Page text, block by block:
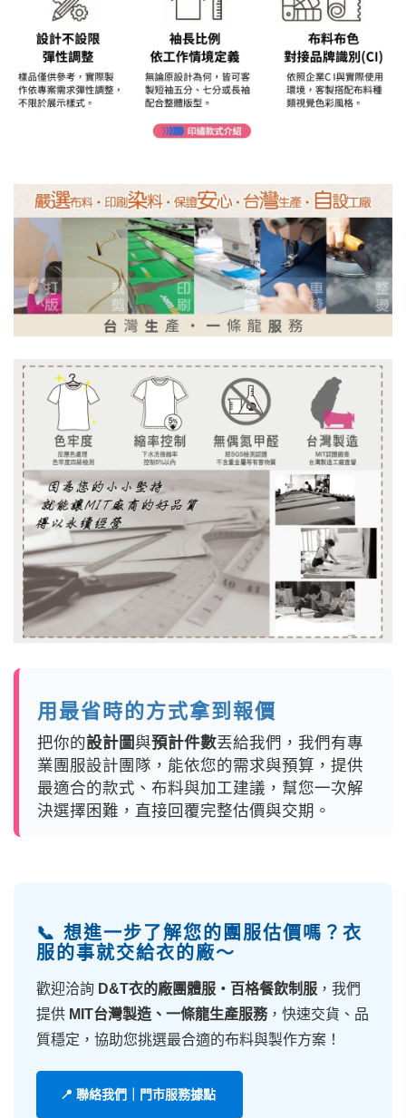
用最省時的方式拿到報價
把你的設計圖與預計件數丟給我們，我們有專
業團服設計團隊，能依您的需求與預算，提供
最適合的款式、布料與加工建議，幫您一次解
決選擇困難，直接回覆完整估價與交期。
📞 想進一步了解您的團服估價嗎？衣
服的事就交給衣的廠～
歡迎洽詢 D&T衣的廠團體服・百格餐飲制服 ，我們
提供 MIT台灣製造、一條龍生產服務，快速交貨、品
質穩定，協助您挑選最合適的布料與製作方案！
📍 聯絡我們｜門市服務據點